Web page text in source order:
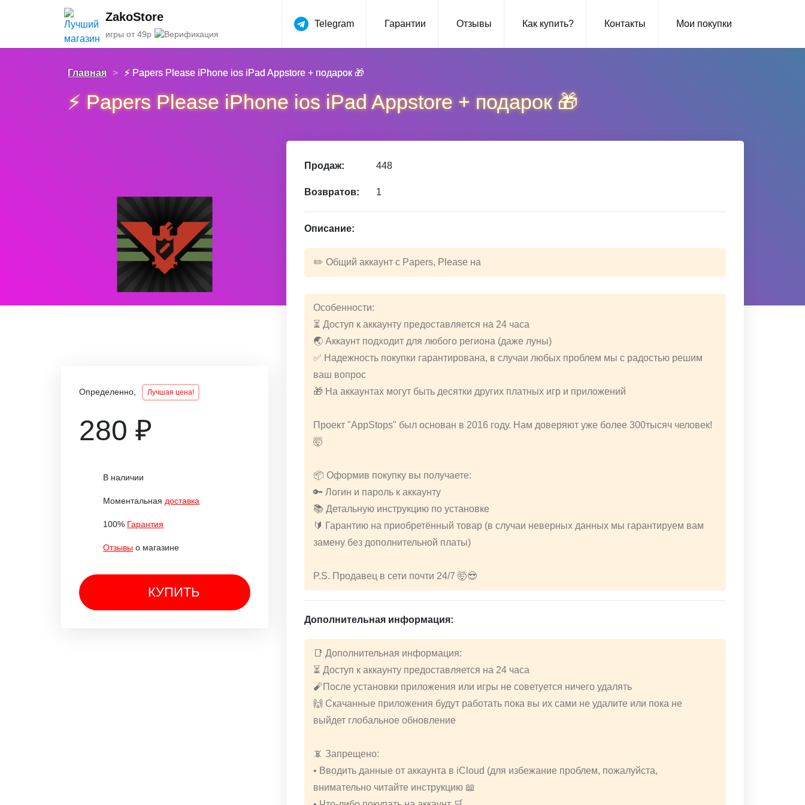
ZakoStore
игры от 49р
Telegram Гарантии Отзывы Как купить? Контакты Мои покупки
Главная > ⚡️ Papers Please iPhone ios iPad Appstore + подарок 🎁
⚡️ Papers Please iPhone ios iPad Appstore + подарок 🎁
Определенно, Лучшая цена!
280 ₽
В наличии
Моментальнаядоставка
100% Гарантия
Отзывы о магазине
КУПИТЬ
Продаж: 448
Возвратов: 1
Описание:
✏️ Общий аккаунт с Papers, Please на
Особенности:
⏳ Доступ к аккаунту предоставляется на 24 часа
🌏 Аккаунт подходит для любого региона (даже луны)
✅ Надежность покупки гарантирована, в случаи любых проблем мы с радостью решим
ваш вопрос
🎁 На аккаунтах могут быть десятки других платных игр и приложений
Проект "AppStops" был основан в 2016 году. Нам доверяют уже более 300тысяч человек!
🤯
📦 Оформив покупку вы получаете:
🔑 Логин и пароль к аккаунту
📚 Детальную инструкцию по установке
🔰 Гарантию на приобретённый товар (в случаи неверных данных мы гарантируем вам
замену без дополнительной платы)
P.S. Продавец в сети почти 24/7 🤯😎
Дополнительная информация:
📑 Дополнительная информация:
⏳ Доступ к аккаунту предоставляется на 24 часа
🧨После установки приложения или игры не советуется ничего удалять
🙌 Скачанные приложения будут работать пока вы их сами не удалите или пока не
выйдет глобальное обновление
📵 Запрещено:
• Вводить данные от аккаунта в iCloud (для избежание проблем, пожалуйста,
внимательно читайте инструкцию 📖